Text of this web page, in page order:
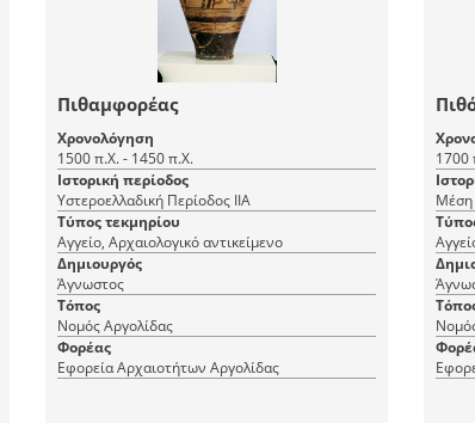
Πιθαμφορέας
Χρονολόγηση
1500 π.Χ. - 1450 π.Χ.
Ιστορική περίοδος
Υστεροελλαδική Περίοδος ΙΙΑ
Τύπος τεκμηρίου
Αγγείο, Αρχαιολογικό αντικείμενο
Δημιουργός
Άγνωστος
Τόπος
Νομός Αργολίδας
Φορέας
Εφορεία Αρχαιοτήτων Αργολίδας
1700
Μέση